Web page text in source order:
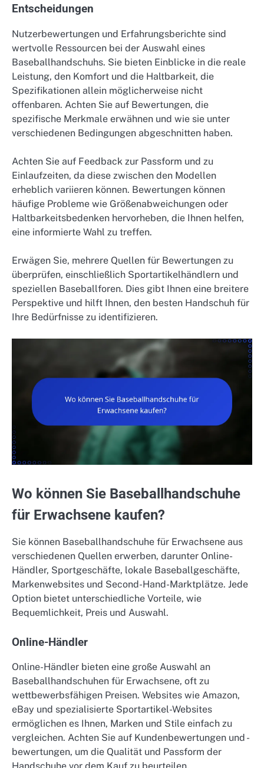
Entscheidungen
Nutzerbewertungen und Erfahrungsberichte sind
wertvolle Ressourcen bei der Auswahl eines
Baseballhandschuhs. Sie bieten Einblicke in die reale
Leistung, den Komfort und die Haltbarkeit, die
Spezifikationen allein möglicherweise nicht
offenbaren. Achten Sie auf Bewertungen, die
spezifische Merkmale erwähnen und wie sie unter
verschiedenen Bedingungen abgeschnitten haben.
Achten Sie auf Feedback zur Passform und zu
Einlaufzeiten, da diese zwischen den Modellen
erheblich variieren können. Bewertungen können
häufige Probleme wie Größenabweichungen oder
Haltbarkeitsbedenken hervorheben, die Ihnen helfen,
eine informierte Wahl zu treffen.
Erwägen Sie, mehrere Quellen für Bewertungen zu
überprüfen, einschließlich Sportartikelhändlern und
speziellen Baseballforen. Dies gibt Ihnen eine breitere
Perspektive und hilft Ihnen, den besten Handschuh für
Ihre Bedürfnisse zu identifizieren.
Wo können Sie Baseballhandschuhe
für Erwachsene kaufen?
Sie können Baseballhandschuhe für Erwachsene aus
verschiedenen Quellen erwerben, darunter Online-
Händler, Sportgeschäfte, lokale Baseballgeschäfte,
Markenwebsites und Second-Hand-Marktplätze. Jede
Option bietet unterschiedliche Vorteile, wie
Bequemlichkeit, Preis und Auswahl.
Online-Händler
Online-Händler bieten eine große Auswahl an
Baseballhandschuhen für Erwachsene, oft zu
wettbewerbsfähigen Preisen. Websites wie Amazon,
eBay und spezialisierte Sportartikel-Websites
ermöglichen es Ihnen, Marken und Stile einfach zu
vergleichen. Achten Sie auf Kundenbewertungen und -
bewertungen, um die Qualität und Passform der